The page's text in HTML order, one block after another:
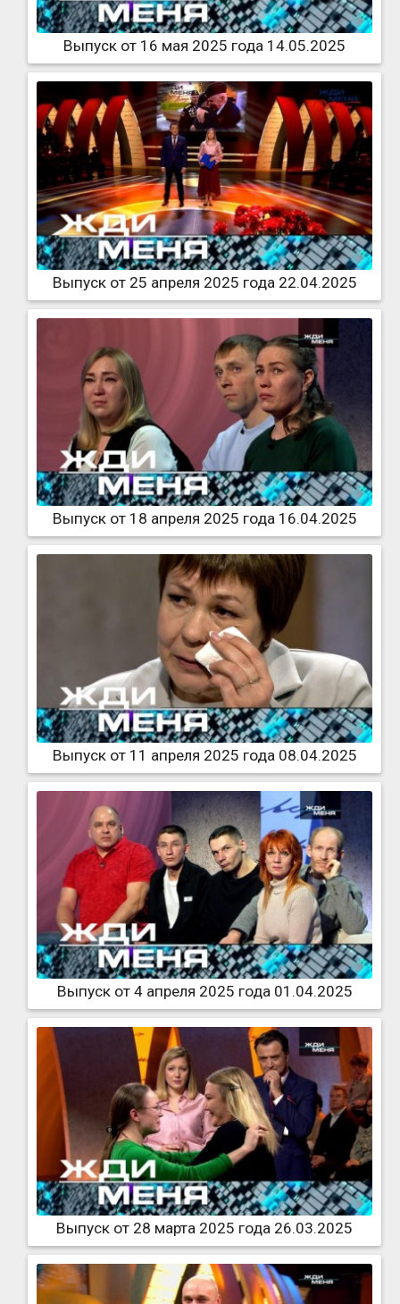
Выпуск от 16 мая 2025 года 14.05.2025
Выпуск от 25 апреля 2025 года 22.04.2025
Выпуск от 18 апреля 2025 года 16.04.2025
Выпуск от 11 апреля 2025 года 08.04.2025
Выпуск от 4 апреля 2025 года 01.04.2025
Выпуск от 28 марта 2025 года 26.03.2025